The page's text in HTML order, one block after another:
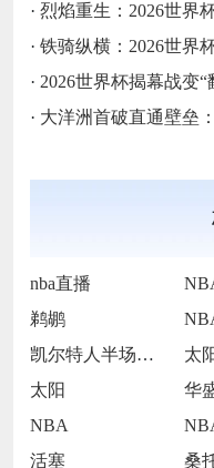
· 烈焰重生：2026世界
· 铁骑纵横：2026世界
· 2026世界杯揭幕战变
· 大洋洲首破直通壁垒：
nba直播
鹈鹕
凯尔特人半场65-55领先雷霆
太阳
NBA
活塞
桑